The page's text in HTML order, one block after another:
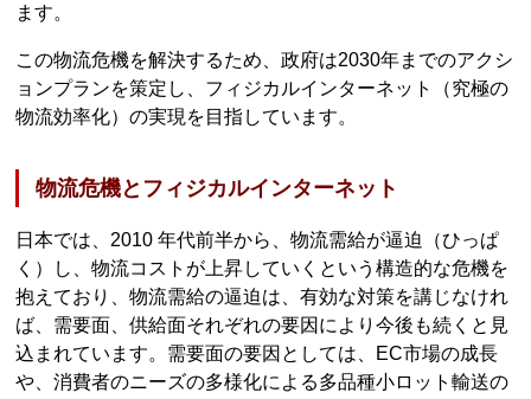
ます。
この物流危機を解決するため、政府は2030年までのアクシ
ョンプランを策定し、フィジカルインターネット（究極の
物流効率化）の実現を目指しています。
物流危機とフィジカルインターネット
日本では、2010 年代前半から、物流需給が逼迫（ひっぱ
く）し、物流コストが上昇していくという構造的な危機を
抱えており、物流需給の逼迫は、有効な対策を講じなけれ
ば、需要面、供給面それぞれの要因により今後も続くと見
込まれています。需要面の要因としては、EC市場の成長
や、消費者のニーズの多様化による多品種小ロット輸送の